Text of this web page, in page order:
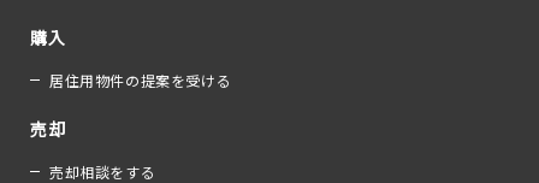
購入
居住用物件の提案を受ける
売却
売却相談をする